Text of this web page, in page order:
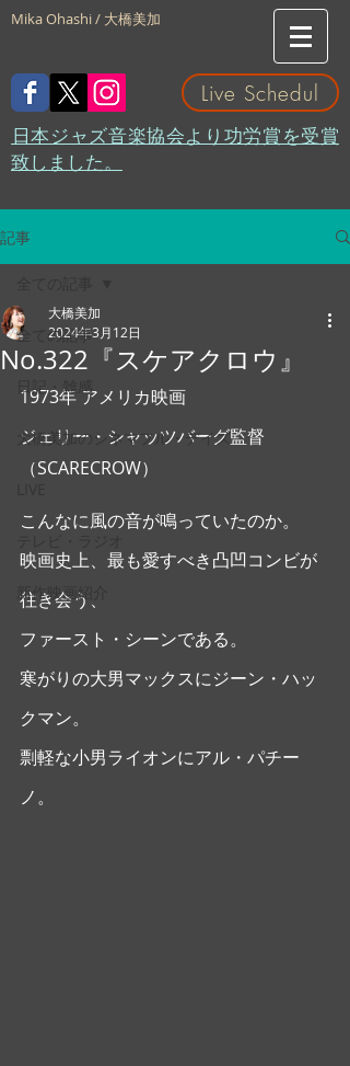
Mika Ohashi / 大橋美加
Live Schedul
​日本ジャズ音楽協会より功労賞を受賞
致しました。
記事
全ての記事
日記・雑感
大橋美加のシネマフル・デイズ
新作映画紹介
No.322『スケアクロウ』
大橋美加
2024年3月12日
1973年 アメリカ映画
ジェリー・シャッツバーグ監督
（SCARECROW）
こんなに風の音が鳴っていたのか。
映画史上、最も愛すべき凸凹コンビが
往き会う、
ファースト・シーンである。
寒がりの大男マックスにジーン・ハッ
クマン。
剽軽な小男ライオンにアル・パチー
ノ。